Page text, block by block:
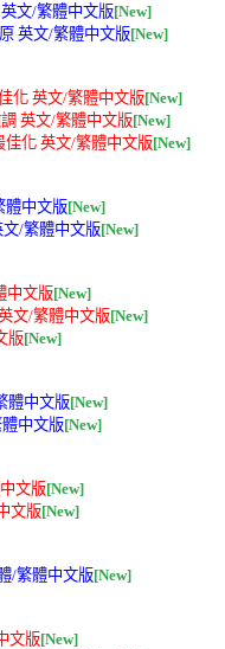
文/繁體中文版[New]
英文/繁體中文版[New]
化 英文/繁體中文版[New]
英文/繁體中文版[New]
佳化 英文/繁體中文版[New]
體中文版[New]
文/繁體中文版[New]
中文版[New]
文/繁體中文版[New]
版[New]
體中文版[New]
中文版[New]
文版[New]
文版[New]
/繁體中文版[New]
文版[New]